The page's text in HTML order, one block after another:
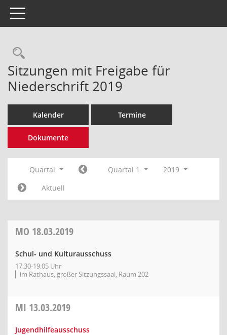
Toggle navigation
Rechercheauswahl
Sitzungen mit Freigabe für
Niederschrift 2019
Kalender Termine
Dokumente
Quartal Quartal 1
2019
Aktuell
MO 18.03.2019
Schul- und Kulturausschuss
17:30-19:05 Uhr
im Rathaus, großer Sitzungssaal, Raum 202
MI 13.03.2019
Jugendhilfeausschuss